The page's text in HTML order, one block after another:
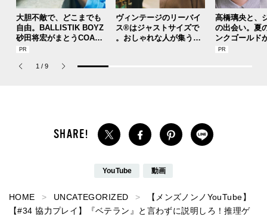
大胆不敵で、どこまでも
自由。BALLISTIK BOYZ
砂田将宏がまとうCOACH
の新作フレグランス「コ
パルファム」
ヴィンテージのリーバイ
ス®はジャストサイズで
。おしゃれな人が集う「
高橋璃央と、
の出会い。夏
ンクゴールド
SUMMER
1 / 9
YouTube 動画
HOME UNCATEGORIZED
【メンズノンノYouTube】
【#34 協力プレイ】『ベテラン』と言わずに説明しろ！推理ゲ